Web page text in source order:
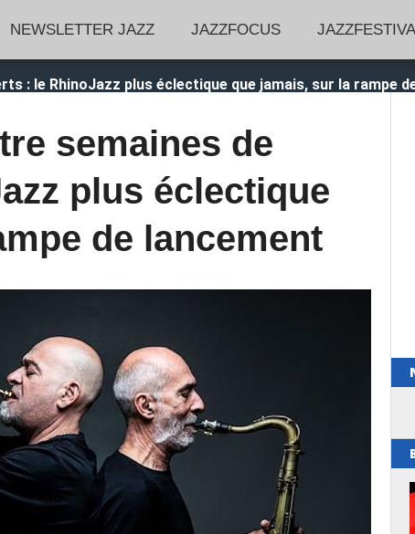
NEWSLETTER JAZZ JAZZFOCUS
: le RhinoJazz plus éclectique que jamais, sur la rampe
semaines de
plus éclectique
de lancement